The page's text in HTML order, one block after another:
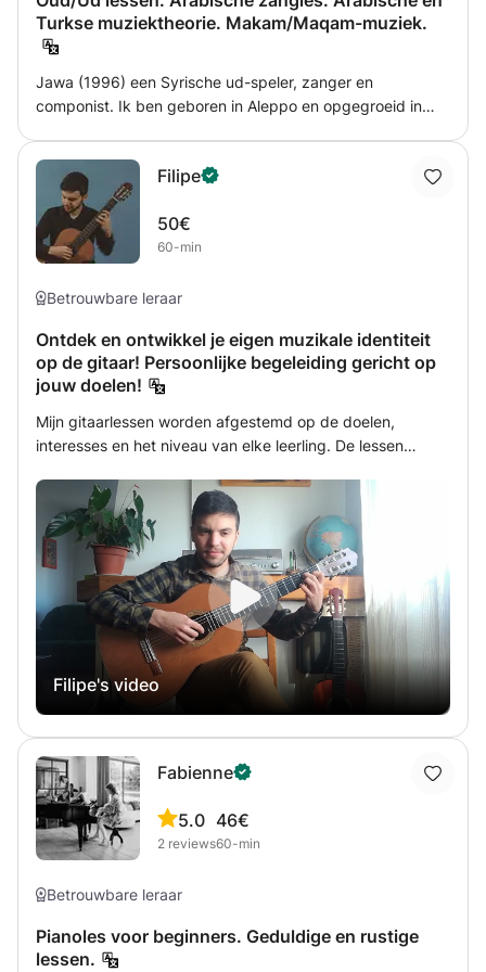
Turkse muziektheorie. Makam/Maqam-muziek.
Jawa (1996) een Syrische ud-speler, zanger en
componist. Ik ben geboren in Aleppo en opgegroeid in
het thuis elke dag bespeelde toen ik jong was.
Gaandeweg werd ik er verliefd op en nu voel ik een
onbeperkt gevoel van vrijheid tijdens het spelen ervan. In
2021 afgestudeerd aan het Rotterdams Conservatorium.
Filipe
50€
60-min
Betrouwbare leraar
Ontdek en ontwikkel je eigen muzikale identiteit
op de gitaar! Persoonlijke begeleiding gericht op
jouw doelen!
Mijn gitaarlessen worden afgestemd op de doelen,
interesses en het niveau van elke leerling. De lessen
omgeving, waarin leren op een prettige en motiverende
manier centraal staat. Afhankelijk van de wensen van de
leerling kunnen de lessen zowel informeel en ontspannen
als meer gestructureerd en formeel worden ingericht. Of
je je nu voorbereidt op een muziekopleiding, specifieke
technieken wilt verbeteren, of de gitaar weer oppakt na
een periode van pauze: de lessen worden aangepast aan
jouw behoeften. Het doel is altijd om de best mogelijke
leeromgeving te creëren waarin je met vertrouwen kunt
groeien en jouw muzikale doelen kunt bereiken.
Filipe's video
Fabienne
5.0
2 reviews
46€
60-min
Betrouwbare leraar
Pianoles voor beginners. Geduldige en rustige
lessen.